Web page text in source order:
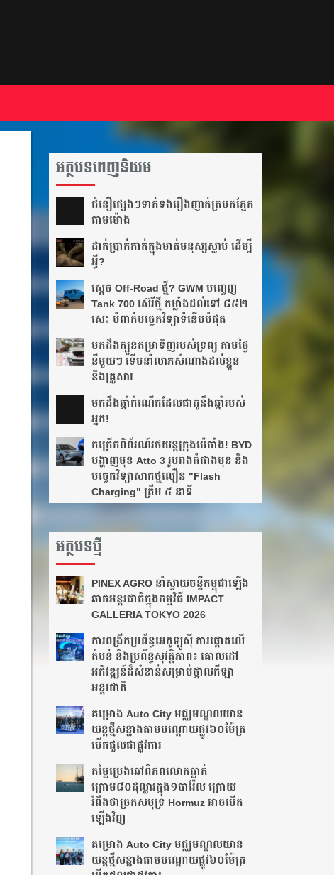
អត្ថបទពេញនិយម
ជំនឿ​ផ្សេងៗ​ទាក់ទង​រឿង​ញាក់​ត្របក​ភ្នែក​
តាម​ម៉ោង​
ដាក់​ប្រាក់​កាក់​ក្នុង​មាត់​មនុស្ស​ស្លាប់ ដើម្បី​
អ្វី?
ស្តេច Off-Road ថ្មី? GWM បញ្ចេញ
Tank 700 ស៊េរីថ្មី កម្លាំងដល់ទៅ ៨៥២
សេះ បំពាក់បច្ចេកវិទ្យាទំនើបបំផុត
មកដឹងក្បួនតម្រាទិញរបស់ទ្រព្យ តាមថ្ងៃ
នីមួយៗ ទើបនាំលាភសំណាងដល់ខ្លួន
និងគ្រួសារ
មក​ដឹងឆ្នាំ​កំណើត​ដែល​ជា​គូ​នឹង​ឆ្នាំ​របស់​
អ្នក!​
កក្រើកពិព័រណ៍រថយន្តក្រុងប៉េកាំង! BYD
បង្ហាញមុខ Atto 3 រូបរាងធំជាងមុន និង
បច្ចេកវិទ្យាសាកថ្មលឿន "Flash
Charging" ត្រឹម ៥ នាទី
អត្ថបទថ្មី
PINEX AGRO នាំ​ស្វាយចន្ទី​កម្ពុជា​ឡើង​
ឆាក​អន្តរជាតិ​​ក្នុង​កម្មវិធី​ IMPACT
GALLERIA TOKYO 2026
ការពង្រីកប្រព័ន្ធអេកូឡូស៊ី ការផ្តោតលើ
តំបន់ និងប្រព័ន្ធសុវត្ថិភាព៖ គោលដៅ
អភិវឌ្ឍន៍ដ៏សំខាន់សម្រាប់ថ្នាលកីឡា
អន្តរជាតិ
គម្រោង Auto City មជ្ឈមណ្ឌលយាន
យន្តថ្មីសន្លាង​តាមបណ្តោយផ្លូវ​​៦០ម៉ែត្រ​
បើកជួលជាផ្លូវការ
តម្លៃប្រេងឆៅពិភពលោកធ្លាក់
ក្រោម៨០ដុល្លារក្នុង១បារ៉ែល ក្រោយ
រំពឹងថា​ច្រកសមុទ្រ Hormuz អាចបើក
ឡើងវិញ
គម្រោង Auto City មជ្ឈមណ្ឌលយាន
យន្តថ្មីសន្លាង​តាមបណ្តោយផ្លូវ​​៦០ម៉ែត្រ​